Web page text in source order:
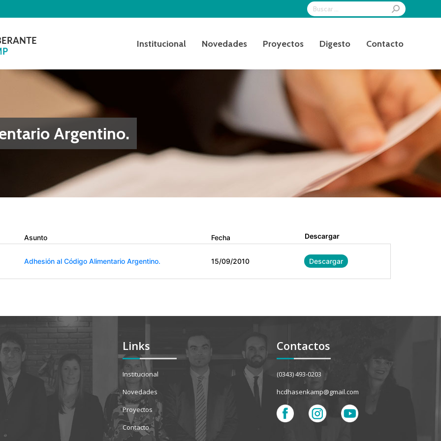
Search:
Institucional Novedades Proyectos Digesto Contacto
Argentino.
Asunto Fecha Descargar
Adhesión al Código Alimentario Argentino. 15/09/2010 Descargar
Links
Institucional
Novedades
Proyectos
Contacto
Contactos
(0343) 493-0203
hcdhasenkamp@gmail.com